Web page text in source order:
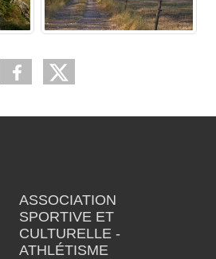
ASSOCIATION
SPORTIVE ET
CULTURELLE -
ATHLÉTISME